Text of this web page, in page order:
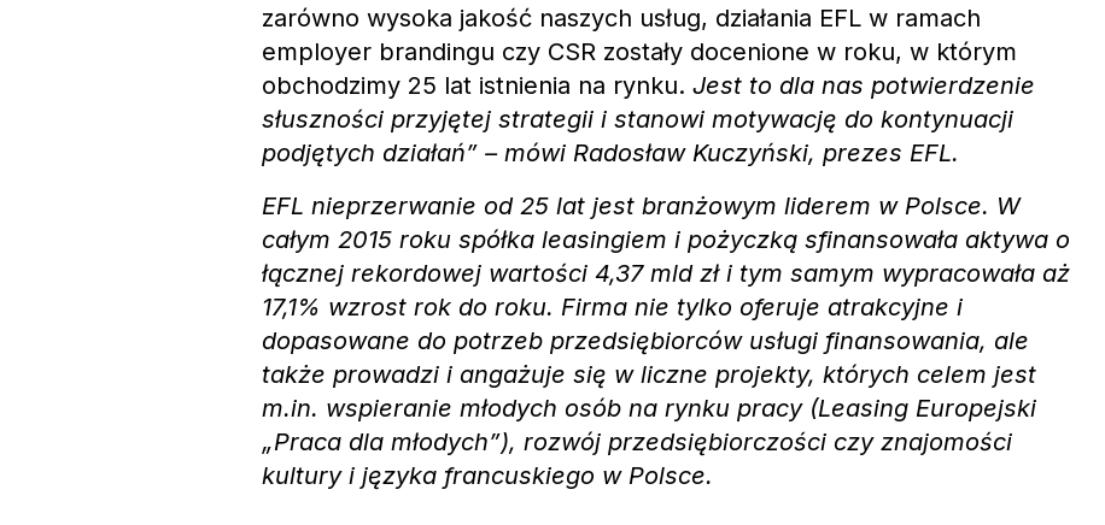
zarówno wysoka jakość naszych usług, działania EFL w ramach
employer brandingu czy CSR zostały docenione w roku, w którym
obchodzimy 25 lat istnienia na rynku. Jest to dla nas potwierdzenie
słuszności przyjętej strategii i stanowi motywację do kontynuacji
podjętych działań” – mówi Radosław Kuczyński, prezes EFL.
EFL nieprzerwanie od 25 lat jest branżowym liderem w Polsce. W
całym 2015 roku spółka leasingiem i pożyczką sfinansowała aktywa o
łącznej rekordowej wartości 4,37 mld zł i tym samym wypracowała aż
17,1% wzrost rok do roku. Firma nie tylko oferuje atrakcyjne i
dopasowane do potrzeb przedsiębiorców usługi finansowania, ale
także prowadzi i angażuje się w liczne projekty, których celem jest
m.in. wspieranie młodych osób na rynku pracy (Leasing Europejski
„Praca dla młodych”), rozwój przedsiębiorczości czy znajomości
kultury i języka francuskiego w Polsce.